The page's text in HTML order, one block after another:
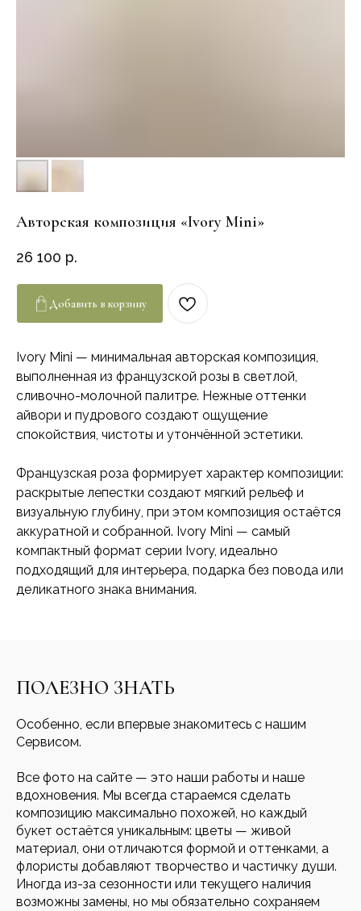
Авторская композиция «Ivory Mini»
26 100 р.
Добавить в корзину
Ivory Mini — минимальная авторская композиция,
выполненная из французской розы в светлой,
сливочно-молочной палитре. Нежные оттенки
айвори и пудрового создают ощущение
спокойствия, чистоты и утончённой эстетики.
Французская роза формирует характер композиции:
раскрытые лепестки создают мягкий рельеф и
визуальную глубину, при этом композиция остаётся
аккуратной и собранной. Ivory Mini — самый
компактный формат серии Ivory, идеально
подходящий для интерьера, подарка без повода или
деликатного знака внимания.
ПОЛЕЗНО ЗНАТЬ
Особенно, если впервые знакомитесь с нашим
Сервисом.
Все фото на сайте — это наши работы и наше
вдохновения. Мы всегда стараемся сделать
композицию максимально похожей, но каждый
букет остаётся уникальным: цветы — живой
материал, они отличаются формой и оттенками, а
флористы добавляют творчество и частичку души.
Иногда из-за сезонности или текущего наличия
возможны замены, но мы обязательно сохраняем